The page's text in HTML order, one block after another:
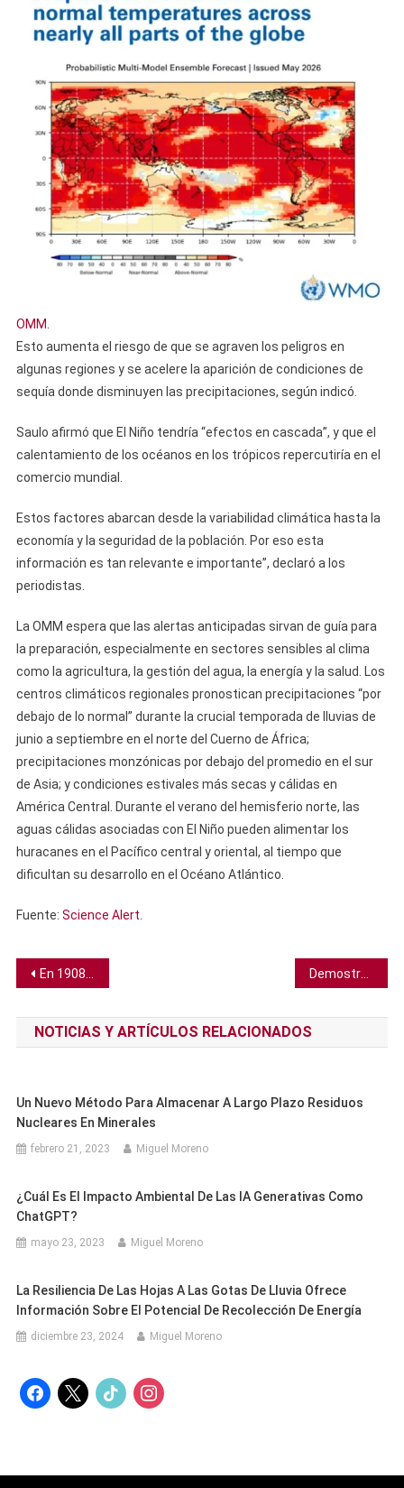
OMM
Esto aumenta el riesgo de que se agraven los peligros en
algunas regiones y se acelere la aparición de condiciones de
sequía donde disminuyen las precipitaciones, según indicó.
Saulo afirmó que El Niño tendría “efectos en cascada”, y que el
calentamiento de los océanos en los trópicos repercutiría en el
comercio mundial.
Estos factores abarcan desde la variabilidad climática hasta la
economía y la seguridad de la población. Por eso esta
información es tan relevante e importante”, declaró a los
periodistas.
La OMM espera que las alertas anticipadas sirvan de guía para
la preparación, especialmente en sectores sensibles al clima
como la agricultura, la gestión del agua, la energía y la salud. Los
centros climáticos regionales pronostican precipitaciones “por
debajo de lo normal” durante la crucial temporada de lluvias de
junio a septiembre en el norte del Cuerno de África;
precipitaciones monzónicas por debajo del promedio en el sur
de Asia; y condiciones estivales más secas y cálidas en
América Central. Durante el verano del hemisferio norte, las
aguas cálidas asociadas con El Niño pueden alimentar los
huracanes en el Pacífico central y oriental, al tiempo que
dificultan su desarrollo en el Océano Atlántico.
Fuente: Science Alert
Navegación
de
entradas
En 1908 un perro en París rescató a unos niños de las aguas del Sena después de arrojarlos al agua
NOTICIAS Y ARTÍCULOS RELACIONADOS
Un Nuevo Método Para Almacenar A Largo Plazo Residuos
Nucleares En Minerales
febrero 21, 2023 Miguel Moreno
¿Cuál Es El Impacto Ambiental De Las IA Generativas Como
ChatGPT?
mayo 23, 2023 Miguel Moreno
La Resiliencia De Las Hojas A Las Gotas De Lluvia Ofrece
Información Sobre El Potencial De Recolección De Energía
diciembre 23, 2024 Miguel Moreno
facebook
x tiktok instagram